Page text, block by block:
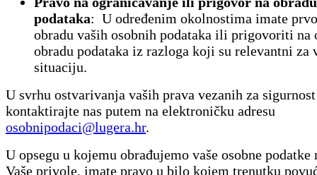
podataka: U određenim okolnostima imate
obradu vaših osobnih podataka ili prigovoriti na
obradu podataka iz razloga koji su relevantni za
situaciju.
U svrhu ostvarivanja vaših prava vezanih za
kontaktirajte nas putem na elektroničku adresu
osobnipodaci@lugera.hr.
U opsegu u kojemu obrađujemo vaše osobne podatke
Vaše privole, imate pravo u bilo kojem trenutku